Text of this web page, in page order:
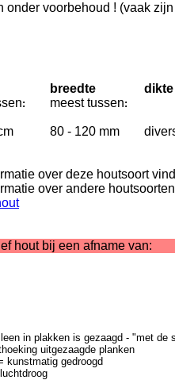
onder voorbehoud ! (vaak
:
breedte
meest tussen:
80 - 120 mm
over deze houtsoort
over andere
hout bij een afname van:
in plakken is gezaagd - "met de
uitgezaagde planken
kunstmatig gedroogd